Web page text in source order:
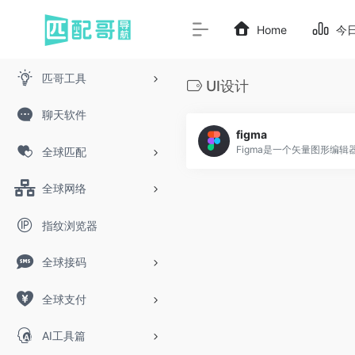
匹哥工具
聊天软件
全球匹配
全球网络
指纹浏览器
全球接码
全球支付
AI工具篇
Home 今
UI设计
figma